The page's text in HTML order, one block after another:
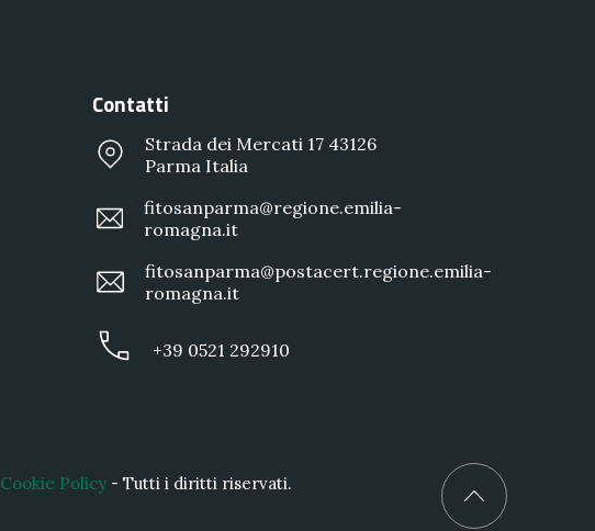
Contatti
Strada dei Mercati 17 43126
Parma Italia
fitosanparma@regione.emilia-
romagna.it
fitosanparma@postacert.regione.emilia-
romagna.it
+39 0521 292910
Cookie Policy - Tutti i diritti riservati.
Back to Top